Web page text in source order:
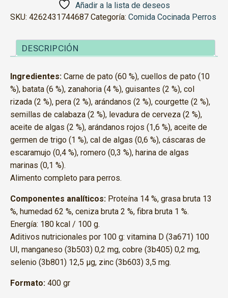
y
Arándanos
Añadir a la lista de deseos
SKU: 4262431744687 Categoría: Comida Cocinada Perros
DESCRIPCIÓN
Ingredientes: Carne de pato (60 %), cuellos de pato (10
%), batata (6 %), zanahoria (4 %), guisantes (2 %), col
rizada (2 %), pera (2 %), arándanos (2 %), courgette (2 %),
semillas de calabaza (2 %), levadura de cerveza (2 %),
aceite de algas (2 %), arándanos rojos (1,6 %), aceite de
germen de trigo (1 %), cal de algas (0,6 %), cáscaras de
escaramujo (0,4 %), romero (0,3 %), harina de algas
marinas (0,1 %).
Alimento completo para perros.
Componentes analíticos: Proteína 14 %, grasa bruta 13
%, humedad 62 %, ceniza bruta 2 %, fibra bruta 1 %.
Energía: 180 kcal / 100 g.
Aditivos nutricionales por 100 g: vitamina D (3a671) 100
UI, manganeso (3b503) 0,2 mg, cobre (3b405) 0,2 mg,
selenio (3b801) 12,5 µg, zinc (3b603) 3,5 mg.
Formato: 400 gr